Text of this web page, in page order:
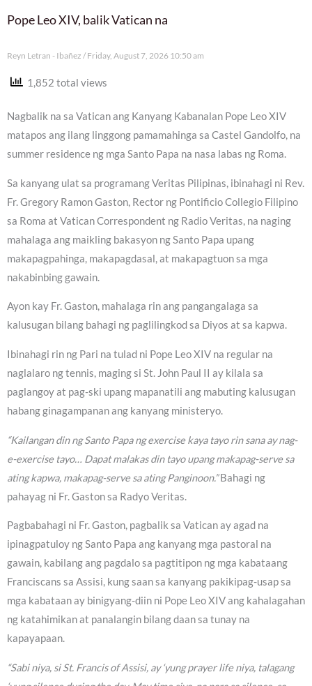
Pope Leo XIV, balik Vatican na
Reyn Letran - Ibañez Friday, August 7, 2026 10:50 am
1,852 total views
Nagbalik na sa Vatican ang Kanyang Kabanalan Pope Leo XIV
matapos ang ilang linggong pamamahinga sa Castel Gandolfo, na
summer residence ng mga Santo Papa na nasa labas ng Roma.
Sa kanyang ulat sa programang Veritas Pilipinas, ibinahagi ni Rev.
Fr. Gregory Ramon Gaston, Rector ng Pontificio Collegio Filipino
sa Roma at Vatican Correspondent ng Radio Veritas, na naging
mahalaga ang maikling bakasyon ng Santo Papa upang
makapagpahinga, makapagdasal, at makapagtuon sa mga
nakabinbing gawain.
Ayon kay Fr. Gaston, mahalaga rin ang pangangalaga sa
kalusugan bilang bahagi ng paglilingkod sa Diyos at sa kapwa.
Ibinahagi rin ng Pari na tulad ni Pope Leo XIV na regular na
naglalaro ng tennis, maging si St. John Paul II ay kilala sa
paglangoy at pag-ski upang mapanatili ang mabuting kalusugan
habang ginagampanan ang kanyang ministeryo.
“Kailangan din ng Santo Papa ng exercise kaya tayo rin sana ay nag-
e-exercise tayo… Dapat malakas din tayo upang makapag-serve sa
ating kapwa, makapag-serve sa ating Panginoon.”Bahagi ng
pahayag ni Fr. Gaston sa Radyo Veritas.
Pagbabahagi ni Fr. Gaston, pagbalik sa Vatican ay agad na
ipinagpatuloy ng Santo Papa ang kanyang mga pastoral na
gawain, kabilang ang pagdalo sa pagtitipon ng mga kabataang
Franciscans sa Assisi, kung saan sa kanyang pakikipag-usap sa
mga kabataan ay binigyang-diin ni Pope Leo XIV ang kahalagahan
ng katahimikan at panalangin bilang daan sa tunay na
kapayapaan.
“Sabi niya, si St. Francis of Assisi, ay ‘yung prayer life niya, talagang